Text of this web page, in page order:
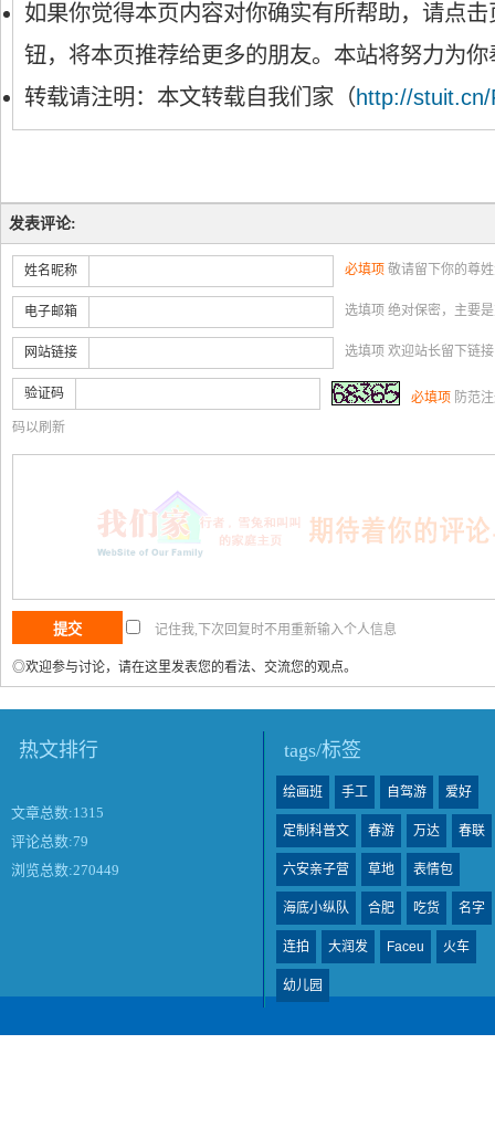
如果你觉得本页内容对你确实有所帮助，请点
钮，将本页推荐给更多的朋友。本站将努力为
转载请注明：本文转载自我们家（ http://
发表评论:
姓名昵称 必填项 敬请留下你的尊
电子邮箱 选填项 绝对保密，主要
网站链接 选填项 欢迎站长留下链
验证码 必填项 防范
码以刷新
记住我,下次回复时不用重新输入个人信息
◎欢迎参与讨论，请在这里发表您的看法、交流您的观点。
热文排行
文章总数:1315
评论总数:79
浏览总数:270449
tags/标签
绘画班 手工 自驾游 爱好
定制科普文 春游 万达 春联
六安亲子营 草地 表情包
海底小纵队 合肥 吃货 名字
连拍 大润发 Faceu 火车
幼儿园